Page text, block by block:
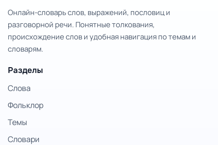
Онлайн-словарь слов, выражений, пословиц и
разговорной речи. Понятные толкования,
происхождение слов и удобная навигация по темам и
словарям.
Разделы
Слова
Фольклор
Темы
Словари